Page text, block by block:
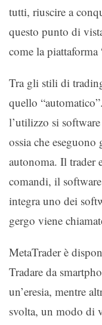
tutti, riuscire a
questo punto di
come la piattaforma
Tra gli stili di
quello
l’utilizzo si
ossia che
autonoma. Il trader
comandi, il
integra uno dei
gergo viene
MetaTrader è
Tradare da
un’eresia, mentre
svolta, un modo di